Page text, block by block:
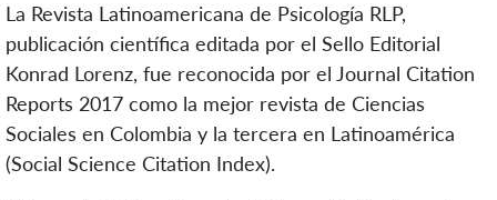
La Revista Latinoamericana de Psicología RLP,
publicación científica editada por el Sello Editorial
Konrad Lorenz, fue reconocida por el Journal Citation
Reports 2017 como la mejor revista de Ciencias
Sociales en Colombia y la tercera en Latinoamérica
(Social Science Citation Index).